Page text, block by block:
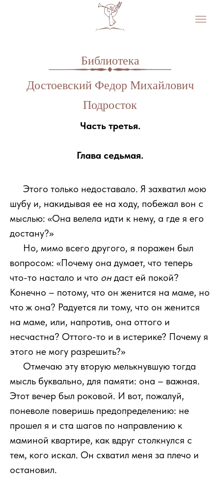
Библиотека
Достоевский Федор Михайлович
Подросток
Часть третья.
Глава седьмая.
Этого только недоставало. Я захватил мою
шубу и, накидывая ее на ходу, побежал вон с
мыслью: «Она велела идти к нему, а где я его
достану?»
Но, мимо всего другого, я поражен был
вопросом: «Почему она думает, что теперь
что-то настало и что ондаст ей покой?
Конечно – потому, что он женится на маме, но
что ж она? Радуется ли тому, что он женится
на маме, или, напротив, она оттого и
несчастна? Оттого-то и в истерике? Почему я
этого не могу разрешить?»
Отмечаю эту вторую мелькнувшую тогда
мысль буквально, для памяти: она – важная.
Этот вечер был роковой. И вот, пожалуй,
поневоле поверишь предопределению: не
прошел я и ста шагов по направлению к
маминой квартире, как вдруг столкнулся с
тем, кого искал. Он схватил меня за плечо и
остановил.